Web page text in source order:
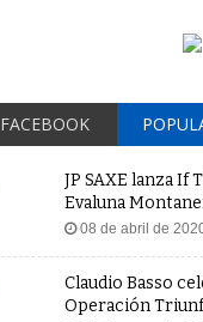
FACEBOOK
JP SAXE lanza If
Evaluna
08 de abril de
Claudio Basso
Operación